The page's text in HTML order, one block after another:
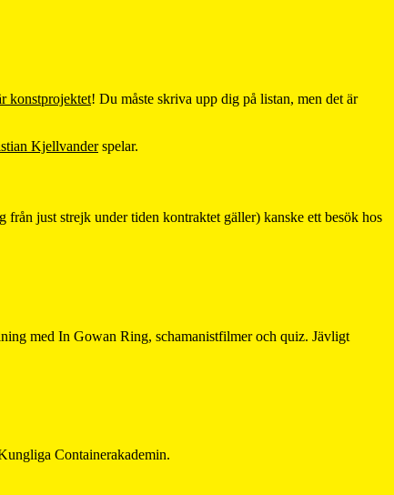
konstprojektet! Du måste skriva upp dig på listan, men det är
Kjellvanderspelar.
just strejk under tiden kontraktet gäller) kanske ett besök hos
med In Gowan Ring, schamanistfilmer och quiz. Jävligt
Containerakademin.